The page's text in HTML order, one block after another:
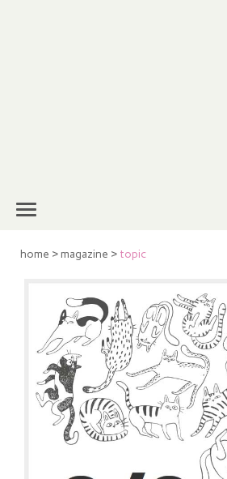
home >magazine > topic